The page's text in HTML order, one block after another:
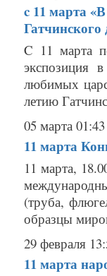
c 11 марта
Гатчинского
C 11 марта
экспозиция
любимых
летию
05 марта 01:43
11 марта
11 марта,
(труба,
образцы
29 февраля
11 марта